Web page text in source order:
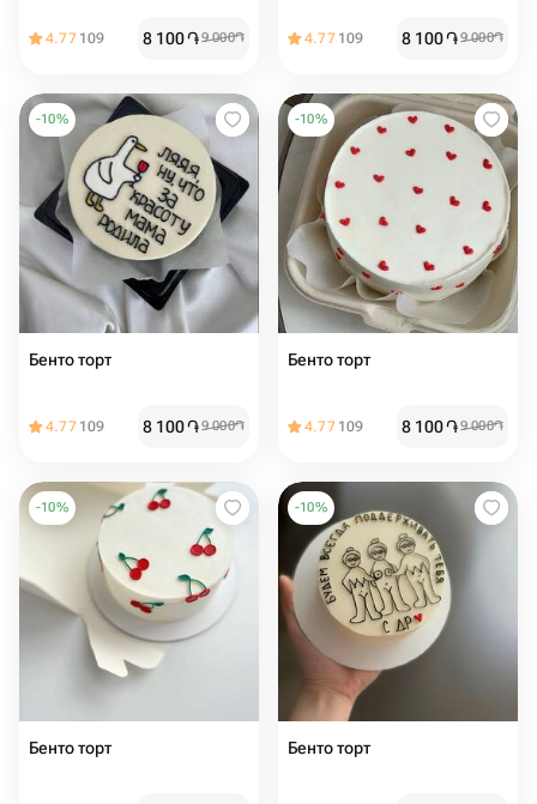
4.77 109 8 100֏9 000֏ 4.77 109 8 100֏9 000֏
-10%
Бенто торт
4.77 109 8 100֏9 000֏
-10%
Бенто торт
4.77 109 8 100֏9 000֏
-10%
Бенто торт
-10%
Бенто торт